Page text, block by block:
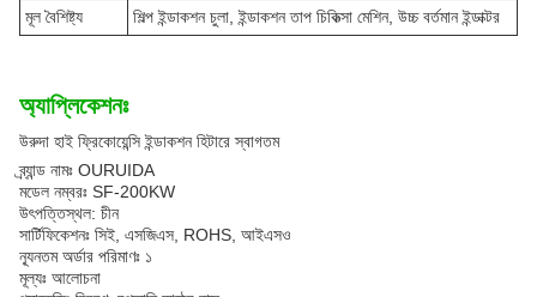
মূল বৈশিষ্ট্য
শিল্প ইন্ডাকশন চুলা, ইন্ডাকশন তাপ চিকিত্সা মেশিন, উচ্চ বর্তমান ইন্ডাক্টর
অ্যাপ্লিকেশনঃ
উরুদা হাই ফ্রিকোয়েন্সি ইন্ডাকশন হিটারে স্বাগতম
ব্র্যান্ড নামঃ OURUIDA
মডেল নম্বরঃ SF-200KW
উৎপত্তিস্থল: চীন
সার্টিফিকেশনঃ সিই, এসজিএস, ROHS, আইএসও
ন্যূনতম অর্ডার পরিমাণঃ ১
মূল্যঃ আলোচনা